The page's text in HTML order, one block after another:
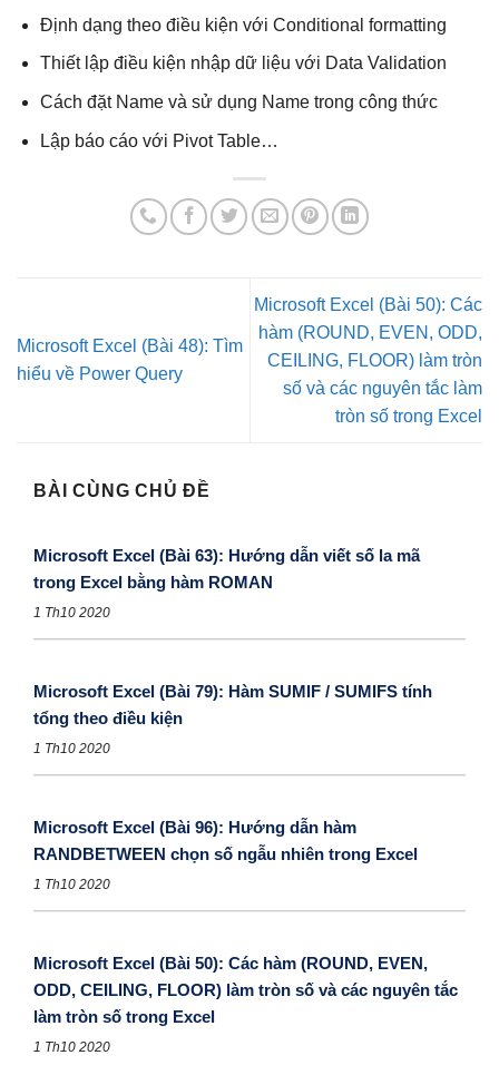
Định dạng theo điều kiện với Conditional formatting
Thiết lập điều kiện nhập dữ liệu với Data Validation
Cách đặt Name và sử dụng Name trong công thức
Lập báo cáo với Pivot Table…
Microsoft Excel (Bài 48): Tìm
hiểu về Power Query
Microsoft Excel (Bài 50): Các
hàm (ROUND, EVEN, ODD,
CEILING, FLOOR) làm tròn
số và các nguyên tắc làm
tròn số trong Excel
BÀI CÙNG CHỦ ĐỀ
Microsoft Excel (Bài 63): Hướng dẫn viết số la mã
trong Excel bằng hàm ROMAN
1 Th10 2020
Microsoft Excel (Bài 79): Hàm SUMIF / SUMIFS tính
tổng theo điều kiện
1 Th10 2020
Microsoft Excel (Bài 96): Hướng dẫn hàm
RANDBETWEEN chọn số ngẫu nhiên trong Excel
1 Th10 2020
Microsoft Excel (Bài 50): Các hàm (ROUND, EVEN,
ODD, CEILING, FLOOR) làm tròn số và các nguyên tắc
làm tròn số trong Excel
1 Th10 2020